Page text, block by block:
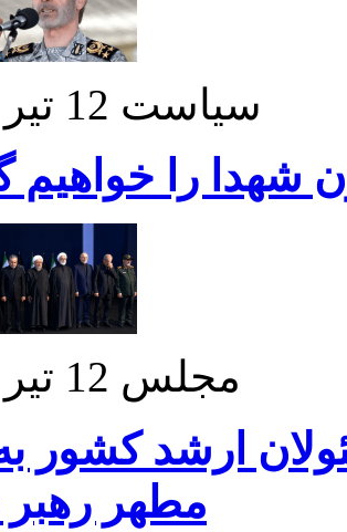
سیاست 12 تیر 1405
شهدا را خواهیم
مجلس 12 تیر 1405
ارشد کشور به
مطهر